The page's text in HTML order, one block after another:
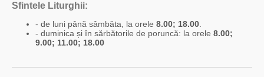
Sfintele Liturghii:
- de luni până sâmbăta, la orele 8.00; 18.00.
- duminica și în sărbătorile de poruncă: la orele 8.00;
9.00; 11.00; 18.00